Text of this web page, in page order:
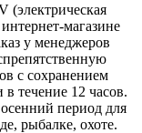
магазине
у менеджеров
с сохранением
течение 12 часов.
период для
рыбалке, охоте.